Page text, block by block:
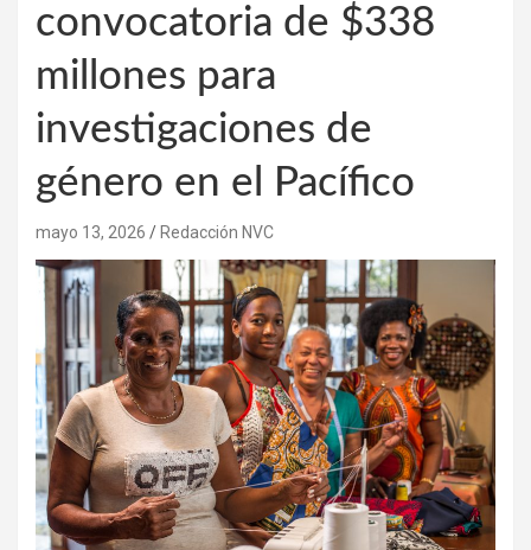
convocatoria de $338
millones para
investigaciones de
género en el Pacífico
mayo 13, 2026 Redacción NVC